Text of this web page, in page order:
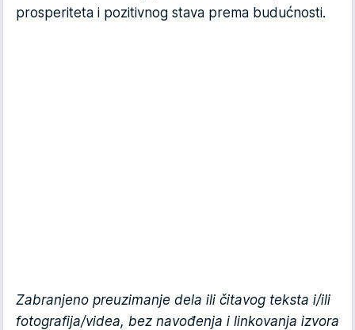
prosperiteta i pozitivnog stava prema budućnosti.
Zabranjeno preuzimanje dela ili čitavog teksta i/ili
fotografija/videa, bez navođenja i linkovanja izvora